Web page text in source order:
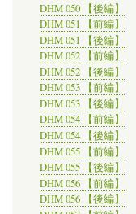
DHM 050 【後編】
DHM 051 【前編】
DHM 051 【後編】
DHM 052 【前編】
DHM 052 【後編】
DHM 053 【前編】
DHM 053 【後編】
DHM 054 【前編】
DHM 054 【後編】
DHM 055 【前編】
DHM 055 【後編】
DHM 056 【前編】
DHM 056 【後編】